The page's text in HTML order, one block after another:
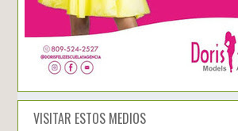
VISITAR ESTOS MEDIOS